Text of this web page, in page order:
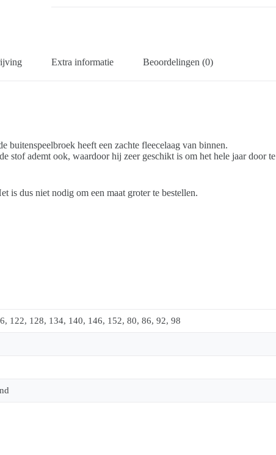
Extra informatie Beoordelingen (0)
buitenspeelbroek heeft een zachte fleecelaag van binnen.
stof ademt ook, waardoor hij zeer geschikt is om het hele jaar door te
is dus niet nodig om een maat groter te bestellen.
122, 128, 134, 140, 146, 152, 80, 86, 92, 98